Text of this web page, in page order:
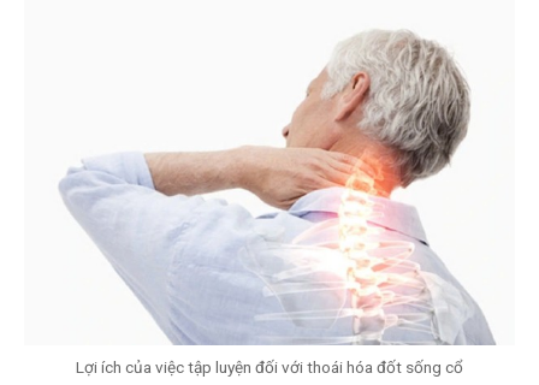
Lợi ích của việc tập luyện đối với thoái hóa đốt sống cổ